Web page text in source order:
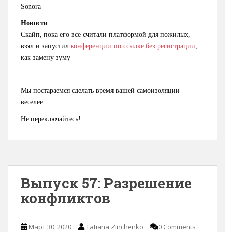
Sonora
Новости
Скайп, пока его все считали платформой для пожилых,
взял и запустил конференции по ссылке без регистрации
как замену зуму
Мы постараемся сделать время вашей самоизоляции
веселее.
Не переключайтесь!
Выпуск 57: Разрешение
конфликтов
Март 30, 2020 Tatiana Zinchenko 0 Comments